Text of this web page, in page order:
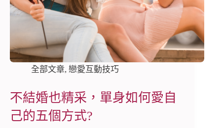
全部文章, 戀愛互動技巧
不結婚也精采，單身如何愛自
己的五個方式?